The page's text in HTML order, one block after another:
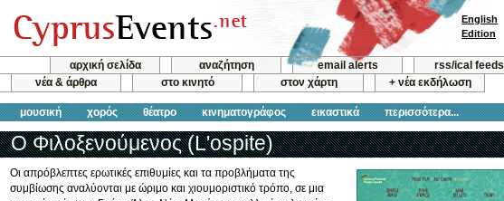
αρχική σελίδα αναζήτηση email alerts
rss/ical feeds
νέα & άρθρα
στο κινητό στον χάρτη + νέα εκδήλωση
μουσική χορός θέατρο κινηματογράφος εικαστικά περισσότερα...
English
Edition
Ο Φιλοξενούμενος (L'ospite)
Οι απρόβλεπτες ερωτικές επιθυμίες και τα προβλήματα της
συμβίωσης αναλύονται με ώριμο και χιουμοριστικό τρόπο, σε μια